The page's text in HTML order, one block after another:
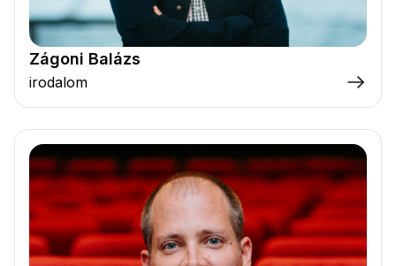
Zágoni Balázs
irodalom